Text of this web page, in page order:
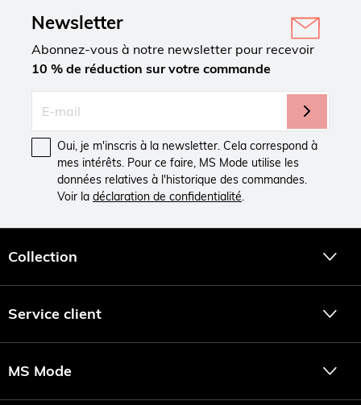
Newsletter
Abonnez-vous à notre newsletter pour recevoir
10 % de réduction sur votre commande
Oui, je m'inscris à la newsletter. Cela correspond à
mes intérêts. Pour ce faire, MS Mode utilise les
données relatives à l'historique des commandes.
Voir la déclaration de confidentialité.
Collection
Service client
MS Mode